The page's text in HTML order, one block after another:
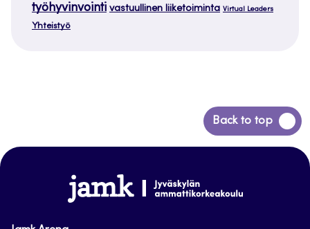
työhyvinvointi vastuullinen liiketoiminta Virtual Leaders
Yhteistyö
Back to top
Siirry
takaisin
www.jamk.fi